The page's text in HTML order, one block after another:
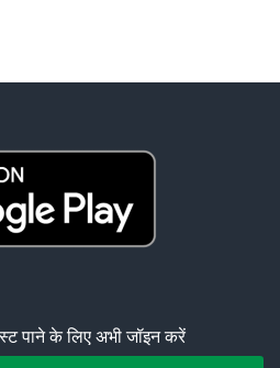
पाने के लिए अभी जॉइन करें